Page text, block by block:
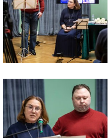
Файл
изображения